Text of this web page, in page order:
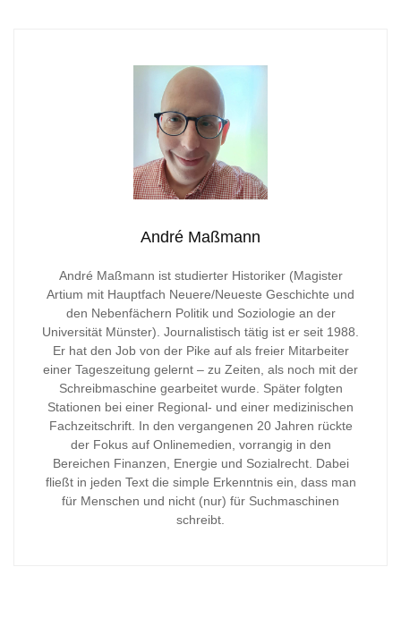
André Maßmann
André Maßmann ist studierter Historiker (Magister
Artium mit Hauptfach Neuere/Neueste Geschichte und
den Nebenfächern Politik und Soziologie an der
Universität Münster). Journalistisch tätig ist er seit 1988.
Er hat den Job von der Pike auf als freier Mitarbeiter
einer Tageszeitung gelernt – zu Zeiten, als noch mit der
Schreibmaschine gearbeitet wurde. Später folgten
Stationen bei einer Regional- und einer medizinischen
Fachzeitschrift. In den vergangenen 20 Jahren rückte
der Fokus auf Onlinemedien, vorrangig in den
Bereichen Finanzen, Energie und Sozialrecht. Dabei
fließt in jeden Text die simple Erkenntnis ein, dass man
für Menschen und nicht (nur) für Suchmaschinen
schreibt.